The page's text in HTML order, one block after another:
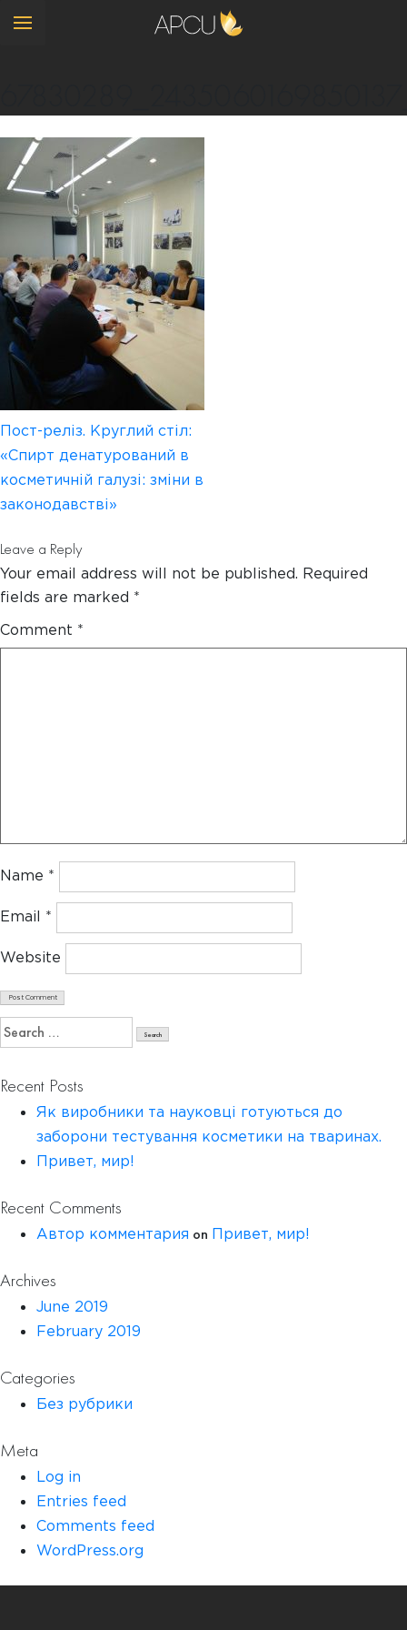
Post
navigation
Пост-реліз. Круглий стіл:
«Спирт денатурований в
косметичній галузі: зміни в
законодавстві»
Leave a Reply
Your email address will not be published. Required
fields are marked *
Comment *
Name *
Email *
Website
Search
for:
Recent Posts
Як виробники та науковці готуються до
заборони тестування косметики на тваринах.
Привет, мир!
Recent Comments
Автор комментария on Привет, мир!
Archives
June 2019
February 2019
Categories
Без рубрики
Meta
Log in
Entries feed
Comments feed
WordPress.org